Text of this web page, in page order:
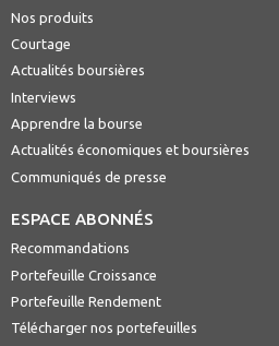
Nos produits
Courtage
Actualités boursières
Interviews
Apprendre la bourse
Actualités économiques et boursières
Communiqués de presse
ESPACE ABONNÉS
Recommandations
Portefeuille Croissance
Portefeuille Rendement
Télécharger nos portefeuilles